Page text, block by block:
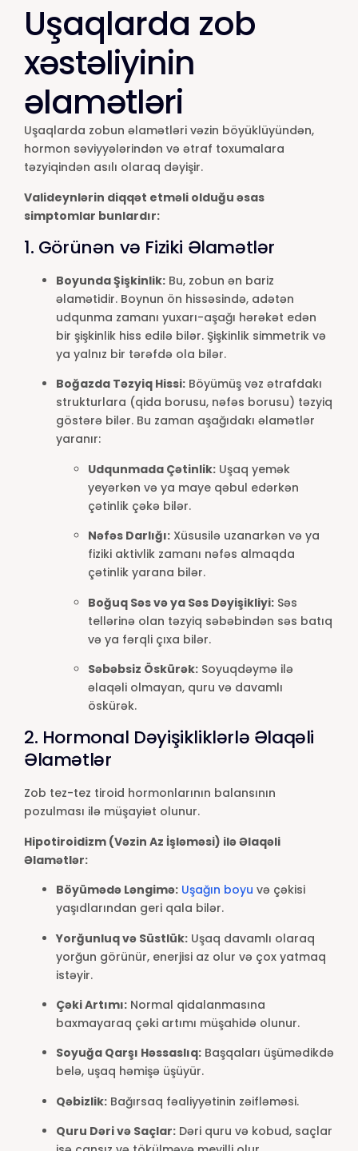
Uşaqlarda zob
xəstəliyinin
əlamətləri
Uşaqlarda zobun əlamətləri vəzin böyüklüyündən,
hormon səviyyələrindən və ətraf toxumalara
təzyiqindən asılı olaraq dəyişir.
Valideynlərin diqqət etməli olduğu əsas
simptomlar bunlardır:
1. Görünən və Fiziki Əlamətlər
Boyunda Şişkinlik: Bu, zobun ən bariz
əlamətidir. Boynun ön hissəsində, adətən
udqunma zamanı yuxarı-aşağı hərəkət edən
bir şişkinlik hiss edilə bilər. Şişkinlik simmetrik və
ya yalnız bir tərəfdə ola bilər.
Boğazda Təzyiq Hissi: Böyümüş vəz ətrafdakı
strukturlara (qida borusu, nəfəs borusu) təzyiq
göstərə bilər. Bu zaman aşağıdakı əlamətlər
yaranır:
Udqunmada Çətinlik: Uşaq yemək
yeyərkən və ya maye qəbul edərkən
çətinlik çəkə bilər.
Nəfəs Darlığı: Xüsusilə uzanarkən və ya
fiziki aktivlik zamanı nəfəs almaqda
çətinlik yarana bilər.
Boğuq Səs və ya Səs Dəyişikliyi: Səs
tellərinə olan təzyiq səbəbindən səs batıq
və ya fərqli çıxa bilər.
Səbəbsiz Öskürək: Soyuqdəymə ilə
əlaqəli olmayan, quru və davamlı
öskürək.
2. Hormonal Dəyişikliklərlə Əlaqəli
Əlamətlər
Zob tez-tez tiroid hormonlarının balansının
pozulması ilə müşayiət olunur.
Hipotiroidizm (Vəzin Az İşləməsi) ilə Əlaqəli
Əlamətlər:
Böyümədə Ləngimə: Uşağın boyu və çəkisi
yaşıdlarından geri qala bilər.
Yorğunluq və Süstlük: Uşaq davamlı olaraq
yorğun görünür, enerjisi az olur və çox yatmaq
istəyir.
Çəki Artımı: Normal qidalanmasına
baxmayaraq çəki artımı müşahidə olunur.
Soyuğa Qarşı Həssaslıq: Başqaları üşümədikdə
belə, uşaq həmişə üşüyür.
Qəbizlik: Bağırsaq fəaliyyətinin zəifləməsi.
Quru Dəri və Saçlar: Dəri quru və kobud, saçlar